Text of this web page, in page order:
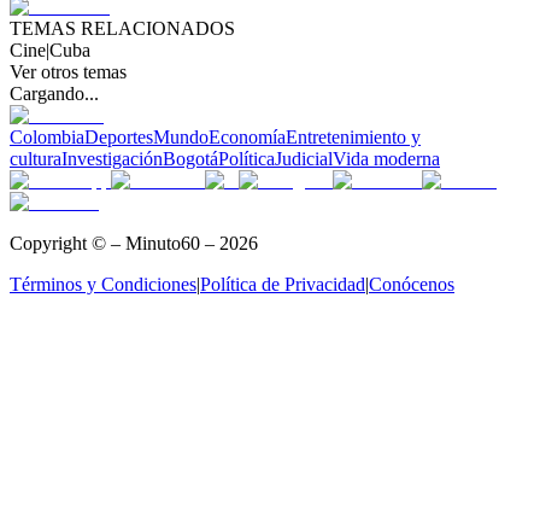
TEMAS RELACIONADOS
Cine|Cuba
Ver otros temas
Cargando...
ColombiaDeportesMundoEconomíaEntretenimiento y
culturaInvestigaciónBogotáPolíticaJudicialVida moderna
Copyright © – Minuto60 – 2026
Términos y Condiciones|Política de Privacidad|Conócenos